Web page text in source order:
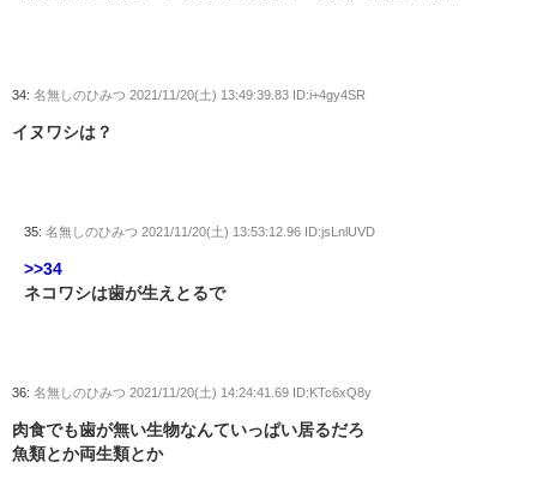
34: 名無しのひみつ 2021/11/20(土) 13:49:39.83 ID:i+4gy4SR
イヌワシは？
35: 名無しのひみつ 2021/11/20(土) 13:53:12.96 ID:jsLnlUVD
>>34
ネコワシは歯が生えとるで
36: 名無しのひみつ 2021/11/20(土) 14:24:41.69 ID:KTc6xQ8y
肉食でも歯が無い生物なんていっぱい居るだろ
魚類とか両生類とか